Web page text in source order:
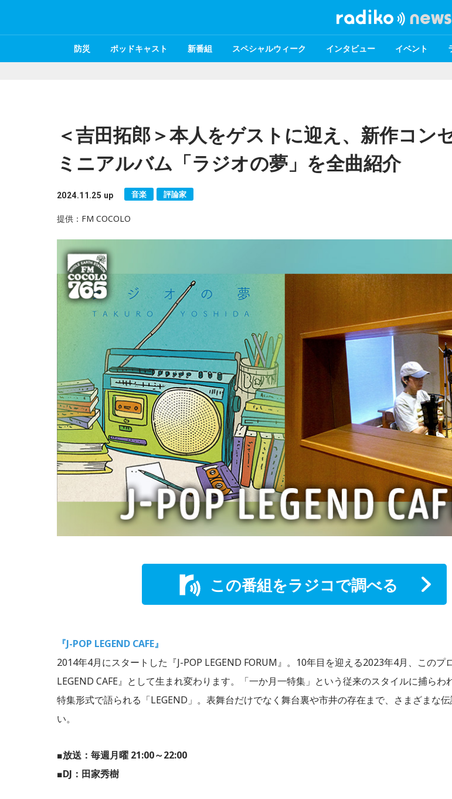
防災 ポッドキャスト 新番組 スペシャルウィーク インタビュー イベント
＜吉田拓郎＞本人をゲストに迎え、新作コン
ミニアルバム「ラジオの夢」を全曲紹介
2024.11.25 up 音楽 評論家
提供：FM COCOLO
この番組をラジコで調べる
『J-POP LEGEND CAFE』
2014年4月にスタートした『J-POP LEGEND FORUM』。10年目を迎える2023年4月、このプ
LEGEND CAFE』として生まれ変わります。「一か月一特集」という従来のスタイルに捕らわ
特集形式で語られる「LEGEND」。表舞台だけでなく舞台裏や市井の存在まで、さまざまな
い。
■放送：毎週月曜 21:00～22:00
■DJ：田家秀樹